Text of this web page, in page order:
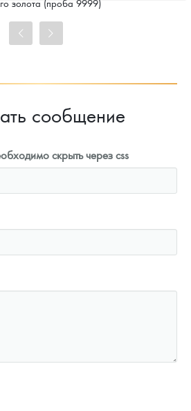
золота (проба 9999)
Цена выкупа
сообщение
скрыть через css